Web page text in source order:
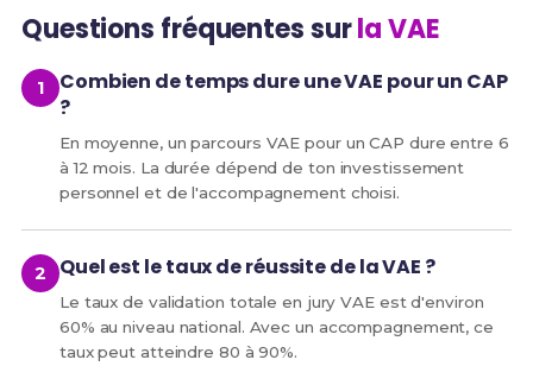
Questions fréquentes surla VAE
Combien de temps dure une VAE pour un CAP
?
En moyenne, un parcours VAE pour un CAP dure entre 6
à 12 mois. La durée dépend de ton investissement
personnel et de l'accompagnement choisi.
Quel est le taux de réussite de la VAE ?
Le taux de validation totale en jury VAE est d'environ
60% au niveau national. Avec un accompagnement, ce
taux peut atteindre 80 à 90%.